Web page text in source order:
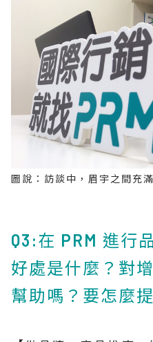
圖說：訪談中，眉宇之間充
Q3:在 PRM 進行
好處是什麼？對
幫助嗎？要怎麼